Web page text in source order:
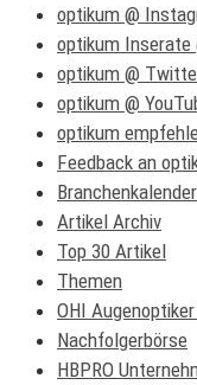
optikum @
optikum Inserate
optikum @
optikum @
optikum
Feedback an
Branchenkalender
Artikel Archiv
Top 30 Artikel
Themen
OHI
Nachfolgerbörse
HBPRO